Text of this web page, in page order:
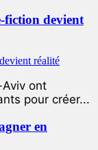
fiction devient
Aviv ont
pour créer...
en